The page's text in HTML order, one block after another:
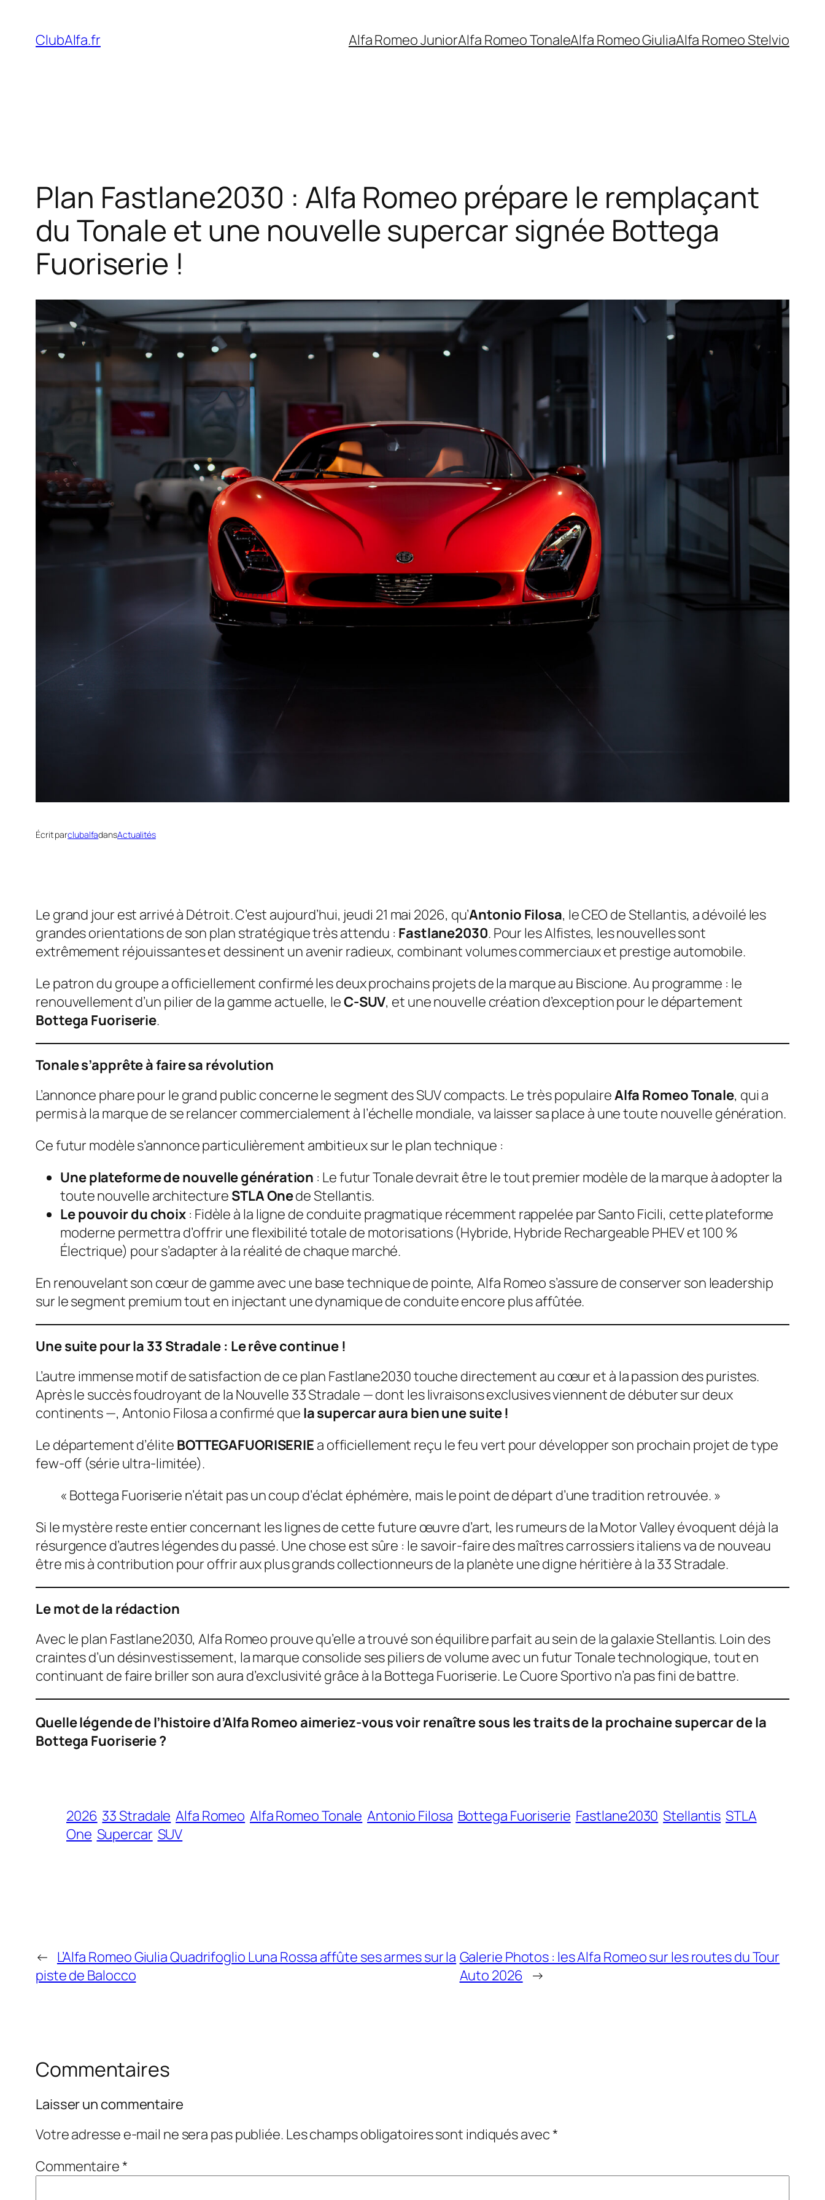
contenu
ClubAlfa.fr Alfa Romeo JuniorAlfa Romeo TonaleAlfa Romeo GiuliaAlfa Romeo Stelvio
Plan Fastlane2030 : Alfa Romeo prépare le remplaçant
du Tonale et une nouvelle supercar signée Bottega
Fuoriserie !
Écrit parclubalfadansActualités
Le grand jour est arrivé à Détroit. C’est aujourd’hui, jeudi 21 mai 2026, qu’Antonio Filosa, le CEO de Stellantis, a dévoilé les
grandes orientations de son plan stratégique très attendu : Fastlane2030. Pour les Alfistes, les nouvelles sont
extrêmement réjouissantes et dessinent un avenir radieux, combinant volumes commerciaux et prestige automobile.
Le patron du groupe a officiellement confirmé les deux prochains projets de la marque au Biscione. Au programme : le
renouvellement d’un pilier de la gamme actuelle, leC-SUV, et une nouvelle création d’exception pour le département
Bottega Fuoriserie.
Tonale s’apprête à faire sa révolution
L’annonce phare pour le grand public concerne le segment des SUV compacts. Le très populaireAlfa Romeo Tonale, qui a
permis à la marque de se relancer commercialement à l’échelle mondiale, va laisser sa place à une toute nouvelle génération.
Ce futur modèle s’annonce particulièrement ambitieux sur le plan technique :
Une plateforme de nouvelle génération : Le futur Tonale devrait être le tout premier modèle de la marque à adopter la
toute nouvelle architecture STLA Onede Stellantis.
Le pouvoir du choix : Fidèle à la ligne de conduite pragmatique récemment rappelée par Santo Ficili, cette plateforme
moderne permettra d’offrir une flexibilité totale de motorisations (Hybride, Hybride Rechargeable PHEV et 100 %
Électrique) pour s’adapter à la réalité de chaque marché.
En renouvelant son cœur de gamme avec une base technique de pointe, Alfa Romeo s’assure de conserver son leadership
sur le segment premium tout en injectant une dynamique de conduite encore plus affûtée.
Une suite pour la 33 Stradale : Le rêve continue !
L’autre immense motif de satisfaction de ce plan Fastlane2030 touche directement au cœur et à la passion des puristes.
Après le succès foudroyant de la Nouvelle 33 Stradale — dont les livraisons exclusives viennent de débuter sur deux
continents —, Antonio Filosa a confirmé que la supercar aura bien une suite !
Le département d’élite BOTTEGAFUORISERIE a officiellement reçu le feu vert pour développer son prochain projet de type
few-off (série ultra-limitée).
« Bottega Fuoriserie n’était pas un coup d’éclat éphémère, mais le point de départ d’une tradition retrouvée. »
Si le mystère reste entier concernant les lignes de cette future œuvre d’art, les rumeurs de laMotor Valleyévoquent déjà la
résurgence d’autres légendes du passé. Une chose est sûre : le savoir-faire des maîtres carrossiers italiens va de nouveau
être mis à contribution pour offrir aux plus grands collectionneurs de la planète une digne héritière à la 33 Stradale.
Le mot de la rédaction
Avec le plan Fastlane2030, Alfa Romeo prouve qu’elle a trouvé son équilibre parfait au sein de la galaxie Stellantis. Loin des
craintes d’un désinvestissement, la marque consolide ses piliers de volume avec un futur Tonale technologique, tout en
continuant de faire briller son aura d’exclusivité grâce à la Bottega Fuoriserie. LeCuore Sportivo n’a pas fini de battre.
Quelle légende de l’histoire d’Alfa Romeo aimeriez-vous voir renaître sous les traits de la prochaine supercar de la
Bottega Fuoriserie ?
2026 33 Stradale Alfa Romeo Alfa Romeo Tonale Antonio Filosa Bottega Fuoriserie Fastlane2030 Stellantis STLA
One Supercar SUV
← L’Alfa Romeo Giulia Quadrifoglio Luna Rossa affûte ses armes sur la
piste de Balocco
Galerie Photos : les Alfa Romeo sur les routes du Tour
Auto 2026 →
Commentaires
Laisser un commentaire
Votre adresse e-mail ne sera pas publiée. Les champs obligatoires sont indiqués avec*
Commentaire*